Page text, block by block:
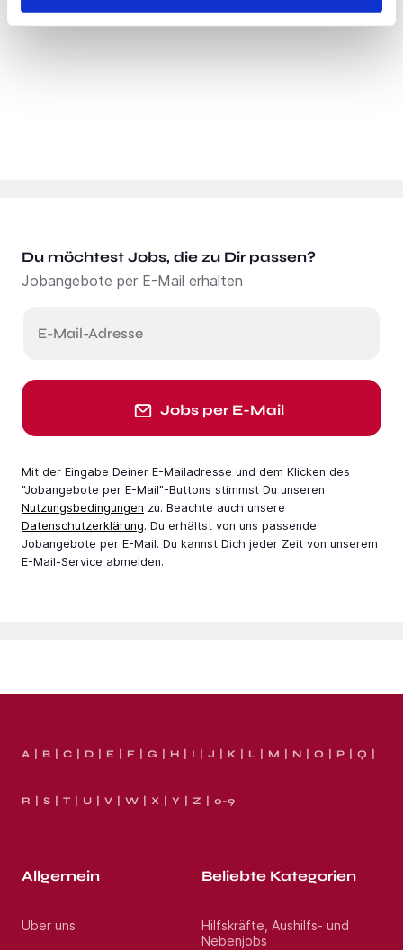
Du möchtest Jobs, die zu Dir passen?
Jobangebote per E-Mail erhalten
E-Mail-Adresse
Jobs per E-Mail
Mit der Eingabe Deiner E-Mail­adresse und dem Klicken des
"Jobangebote per E-Mail"-Buttons stimmst Du unseren
Nutzungsbedingungen zu. Beachte auch unsere
Datenschutzerklärung. Du erhältst von uns passende
Jobangebote per E-Mail. Du kannst Dich jeder Zeit von unserem
E-Mail-Service abmelden.
A B C D E F G H I J K L M N O P Q
R S T U V W X Y Z 0-9
Allgemein
Über uns
Beliebte Kategorien
Hilfskräfte, Aushilfs- und
Nebenjobs